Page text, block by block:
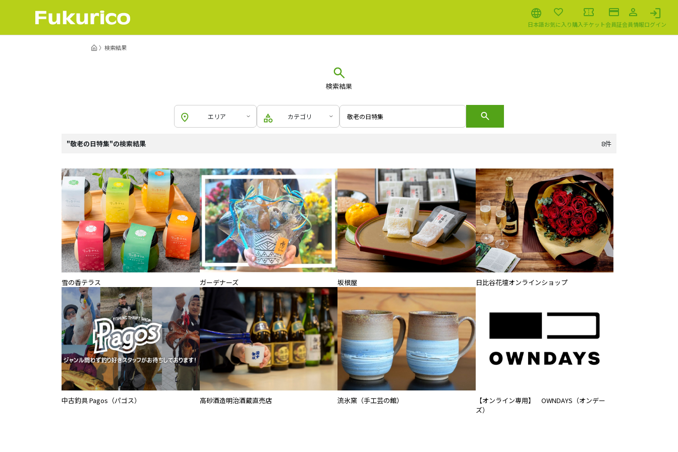
日本語お気に入り購入チケット会員証会員情報ログイン
検索結果
検索結果
エリア カテゴリ
"敬老の日特集"の検索結果 8件
雪の香テラス ガーデナーズ 坂根屋 日比谷花壇オンラインショップ
中古釣具 Pagos（パゴス） 高砂酒造明治酒蔵直売店 流氷窯（手工芸の館）
【オンライン専用】 OWNDAYS（オンデー
ズ）